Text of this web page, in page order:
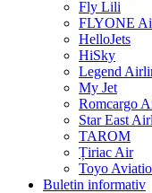
Fly Lili
FLYONE
HelloJets
HiSky
Legend
My Jet
Romcargo
Star East
TAROM
Țiriac Air
Toyo
Buletin informativ